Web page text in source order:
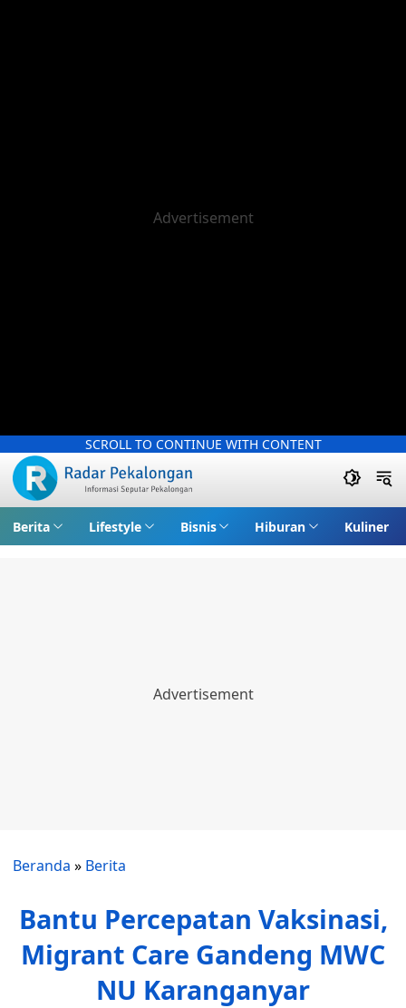
SCROLL TO CONTINUE WITH CONTENT
Berita Lifestyle Bisnis Hiburan Kuliner
Beranda » Berita
Bantu Percepatan Vaksinasi,
Migrant Care Gandeng MWC
NU Karanganyar